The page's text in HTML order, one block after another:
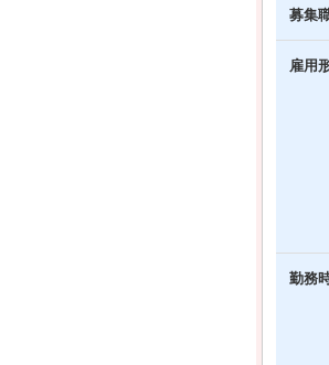
募集
雇用
勤務